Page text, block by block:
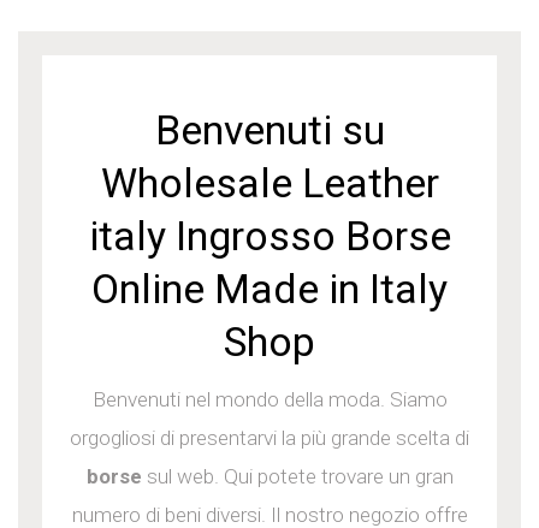
Benvenuti su
Wholesale Leather
italy Ingrosso Borse
Online Made in Italy
Shop
Benvenuti nel mondo della moda. Siamo
orgogliosi di presentarvi la più grande scelta di
borse sul web. Qui potete trovare un gran
numero di beni diversi. Il nostro negozio offre